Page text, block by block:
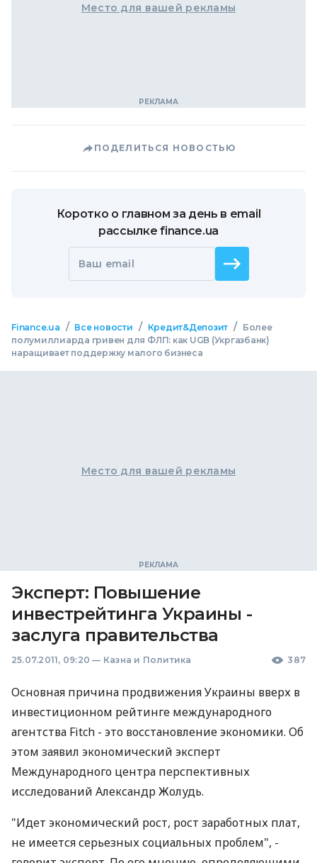
Место для вашей рекламы
ПОДЕЛИТЬСЯ НОВОСТЬЮ
Коротко о главном за день в email
рассылке finance.ua
Ваш email
Finance.ua / Все новости / Кредит&Депозит /
Более
полумиллиарда гривен для ФЛП: как UGB (Укргазбанк)
наращивает поддержку малого бизнеса
Место для вашей рекламы
Эксперт: Повышение
инвестрейтинга Украины -
заслуга правительства
25.07.2011, 09:20 — Казна и Политика 387
Основная причина продвижения Украины вверх в
инвестиционном рейтинге международного
агентства Fitch - это восстановление экономики. Об
этом заявил экономический эксперт
Международного центра перспективных
исследований Александр Жолудь.
"Идет экономический рост, рост заработных плат,
не имеется серьезных социальных проблем", -